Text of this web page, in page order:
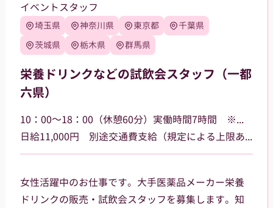
イベントスタッフ
埼玉県 神奈川県 東京都
千葉県
茨城県
栃木県 群馬県
栄養ドリンクなどの試飲会スタッフ（一都
六県）
10：00～18：00（休憩60分）実働時間7時間 ※勤務場所によって多少時間が異なる場合があります
日給11,000円 別途交通費支給（規定による上限あり）
女性活躍中のお仕事です。大手医薬品メーカー栄養
ドリンクの販売・試飲会スタッフを募集します。知